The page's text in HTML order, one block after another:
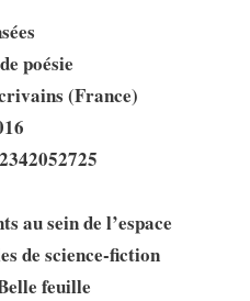
poésie
(France)
au sein de l’espace
de science-fiction
feuille